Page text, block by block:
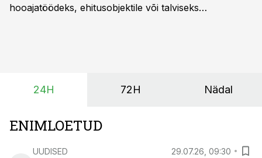
hooajatöödeks, ehitusobjektile või talviseks
on suurim ning iga töötund on oluline.
24H 72H Nädal
ENIMLOETUD
UUDISED 29.07.26, 09:30